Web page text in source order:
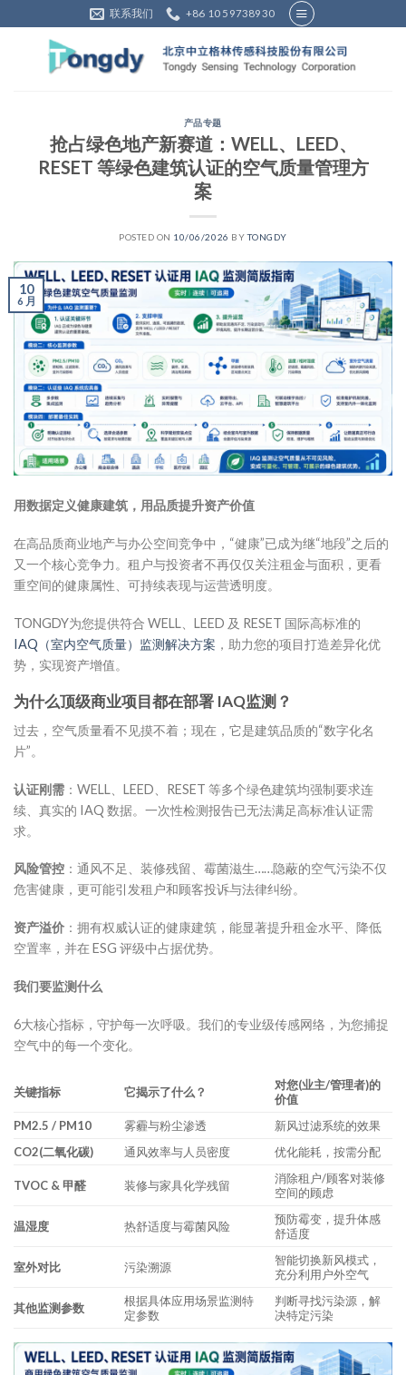
to
联系我们 +86 10 59738930
产品专题
抢占绿色地产新赛道：WELL、LEED、
RESET 等绿色建筑认证的空气质量管理方
案
POSTED ON 10/06/2026 BYTONGDY
10
6 月
用数据定义健康建筑，用品质提升资产价值
在高品质商业地产与办公空间竞争中，“健康”已成为继“地段”之后的
又一个核心竞争力。租户与投资者不再仅仅关注租金与面积，更看
重空间的健康属性、可持续表现与运营透明度。
TONGDY为您提供符合 WELL、LEED 及 RESET 国际高标准的
IAQ（室内空气质量）监测解决方案 ，助力您的项目打造差异化优
势，实现资产增值。
为什么顶级商业项目都在部署 IAQ监测？
过去，空气质量看不见摸不着；现在，它是建筑品质的“数字化名
片”。
认证刚需 ：WELL、LEED、RESET 等多个绿色建筑均强制要求连
续、真实的 IAQ 数据。一次性检测报告已无法满足高标准认证需
求。
风险管控 ：通风不足、装修残留、霉菌滋生……隐蔽的空气污染不仅
危害健康，更可能引发租户和顾客投诉与法律纠纷。
资产溢价 ：拥有权威认证的健康建筑，能显著提升租金水平、降低
空置率，并在 ESG 评级中占据优势。
我们要监测什么
6大核心指标，守护每一次呼吸。我们的专业级传感网络，为您捕捉
空气中的每一个变化。
关键指标 它揭示了什么？ 对您(业主/管理者)的
价值
PM2.5 / PM10
雾霾与粉尘渗透
新风过滤系统的效果
CO2(二氧化碳) 通风效率与人员密度 优化能耗，按需分配
TVOC & 甲醛 装修与家具化学残留
消除租户/顾客对装修
空间的顾虑
温湿度 热舒适度与霉菌风险
预防霉变，提升体感
舒适度
室外对比 污染溯源
智能切换新风模式，
充分利用户外空气
其他监测参数
根据具体应用场景监测特
定参数
判断寻找污染源，解
决特定污染